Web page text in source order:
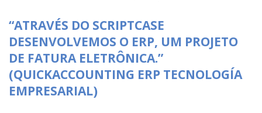
“ATRAVÉS DO SCRIPTCASE
DESENVOLVEMOS O ERP, UM PROJETO
DE FATURA ELETRÔNICA.”
(QUICKACCOUNTING ERP TECNOLOGÍA
EMPRESARIAL)